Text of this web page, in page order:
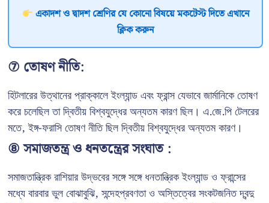
একাদশ ও দ্বাদশ শ্রেণির যে কোনো বিষয়ে মকটেস্ট দিতে এখানে
ক্লিক করুন
⑦ তোষণ নীতি:
হিটলারের উত্থানের প্রাক্কালে ইংল্যান্ড এবং ফ্রান্স যেভাবে জার্মানিকে তোষণ
করে চলেছিল তা দ্বিতীয় বিশ্বযুদ্ধের অন্যতম কারণ ছিল। এ.জে.পি টেলরের
মতে, ইঙ্গ-ফরাসি তোষণ নীতি ছিল দ্বিতীয় বিশ্বযুদ্ধের অন্যতম কারণ।
⑧ সমাজতন্ত্র ও ধনতন্ত্রের সংঘাত :
সমাজতান্ত্রিক রাশিয়ার উদ্ভবের সঙ্গে সঙ্গে ধনতান্ত্রিক ইংল্যান্ড ও ফ্রান্সের
মধ্যে বারবার ভুল বোঝাবুঝি, সন্দেহপ্রবণতা ও অস্তিত্বের সংকটজনিত দ্বন্দু